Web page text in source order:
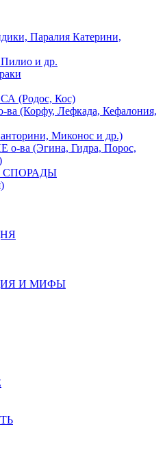
Паралия Катерини,
и др.
(Родос, Кос)
(Корфу, Лефкада, Кефалония,
Миконос и др.)
ва (Эгина, Гидра, Порос,
СПОРАДЫ
И МИФЫ